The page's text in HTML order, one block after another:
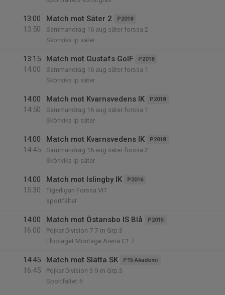
13:00
13:50
Match mot Säter 2 P2018
Sammandrag 16 aug säter forssa 2
Skönviks ip säter
13:15
14:00
Match mot Gustafs GoIF P2018
Sammandrag 16 aug säter forssa 1
Skönviks ip säter
14:00
14:50
Match mot Kvarnsvedens IK P2018
Sammandrag 16 aug säter forssa 1
Skönviks ip säter
14:00
14:45
Match mot Kvarnsvedens IK P2018
Sammandrag 16 aug säter forssa 2
Skönviks ip säter
14:00
15:30
Match mot Islingby IK P2016
Tigerligan Forssa VIT
sportfältet
14:00
16:00
Match mot Östansbo IS Blå P2015
Pojkar Division 7 7-m Grp.3
Elbolaget Montage Arena C1 7
14:45
16:45
Match mot Slätta SK P15 Akademi
Pojkar Division 3 9-m Grp.3
Sportfältet 5